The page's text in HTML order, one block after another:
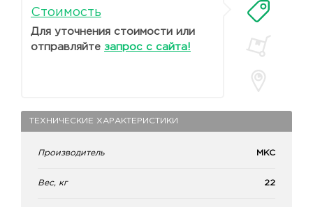
Стоимость
Для уточнения стоимости или
отправляйте запрос с сайта!
ТЕХНИЧЕСКИЕ ХАРАКТЕРИСТИКИ
Производитель МКС
Вес, кг 22